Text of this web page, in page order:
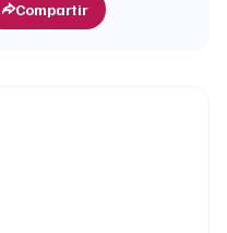
Compartir